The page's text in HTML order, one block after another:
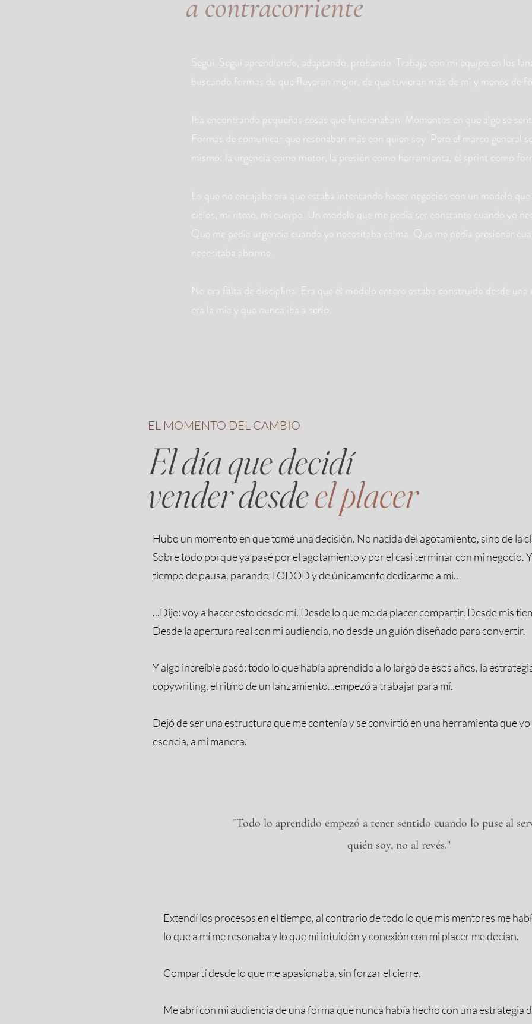
a contracorriente
Seguí. Seguí aprendiendo, adaptando, probando. Trabajé con mi equipo en los
buscando formas de que fluyeran mejor, de que tuvieran más de mí y menos de
Iba encontrando pequeñas cosas que funcionaban. Momentos en que algo se
Formas de comunicar que resonaban más con quien soy. Pero el marco general
mismo: la urgencia como motor, la presión como herramienta, el sprint como
Lo que no encajaba era que estaba intentando hacer negocios con un modelo
ciclos, mi ritmo, mi cuerpo. Un modelo que me pedía ser constante cuando yo
Que me pedía urgencia cuando yo necesitaba calma. Que me pedía presionar
necesitaba abrirme.
No era falta de disciplina. Era que el modelo entero estaba construido desde una
era la mía y que nunca iba a serlo.
EL MOMENTO DEL CAMBIO
El día que decidí
vender desdeel placer
Hubo un momento en que tomé una decisión. No nacida del agotamiento, sino de la
Sobre todo porque ya pasé por el agotamiento y por el casi terminar con mi negocio.
tiempo de pausa, parando TODOD y de únicamente dedicarme a mi..
...Dije: voy a hacer esto desde mí. Desde lo que me da placer compartir. Desde mis
Desde la apertura real con mi audiencia, no desde un guión diseñado para convertir.
Y algo increíble pasó: todo lo que había aprendido a lo largo de esos años, la
copywriting, el ritmo de un lanzamiento...empezó a trabajar para mí.
Dejó de ser una estructura que me contenía y se convirtió en una herramienta que yo
esencia, a mi manera.
"Todo lo aprendido empezó a tener sentido cuando lo puse al
quién soy, no al revés."
Extendí los procesos en el tiempo, al contrario de todo lo que mis mentores me
lo que a mí me resonaba y lo que mi intuición y conexión con mi placer me decían.
Compartí desde lo que me apasionaba, sin forzar el cierre.
Me abrí con mi audiencia de una forma que nunca había hecho con una estrategia